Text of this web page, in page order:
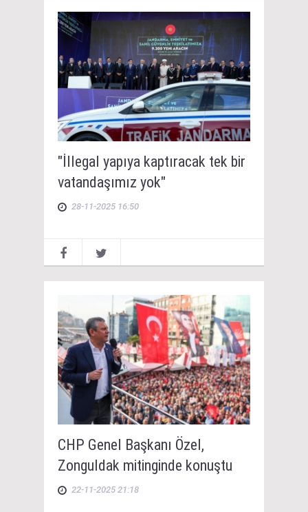
"İllegal yapıya kaptıracak tek bir
vatandaşımız yok"
28-11-2025 16:50
CHP Genel Başkanı Özel,
Zonguldak mitinginde konuştu
22-11-2025 21:18